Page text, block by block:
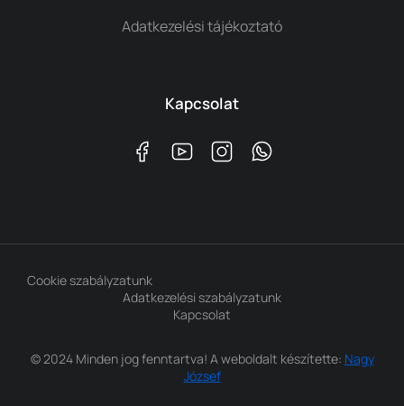
Adatkezelési tájékoztató
Kapcsolat
© 2024 Minden jog fenntartva! A weboldalt készítette: Nagy
József
Cookie szabályzatunk
Adatkezelési szabályzatunk
Kapcsolat